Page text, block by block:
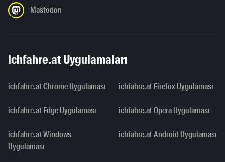
Mastodon
ichfahre.at Uygulamaları
ichfahre.at Chrome Uygulaması ichfahre.at Firefox Uygulaması
ichfahre.at Edge Uygulaması ichfahre.at Opera Uygulaması
ichfahre.at Windows
Uygulaması
ichfahre.at Android Uygulaması